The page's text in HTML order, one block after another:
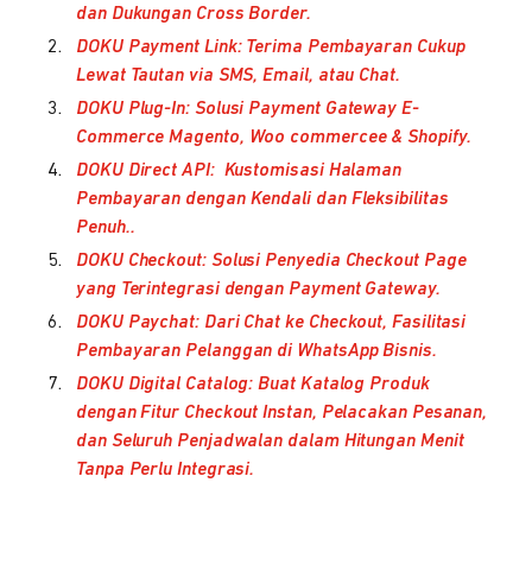
dan Dukungan Cross Border.
DOKU Payment Link: Terima Pembayaran Cukup
Lewat Tautan via SMS, Email, atau Chat.
DOKU Plug-In: Solusi Payment Gateway E-
Commerce Magento, Woo commercee & Shopify.
DOKU Direct API: Kustomisasi Halaman
Pembayaran dengan Kendali dan Fleksibilitas
Penuh..
DOKU Checkout: Solusi Penyedia Checkout Page
yang Terintegrasi dengan Payment Gateway.
DOKU Paychat: Dari Chat ke Checkout, Fasilitasi
Pembayaran Pelanggan di WhatsApp Bisnis.
DOKU Digital Catalog: Buat Katalog Produk
dengan Fitur Checkout Instan, Pelacakan Pesanan,
dan Seluruh Penjadwalan dalam Hitungan Menit
Tanpa Perlu Integrasi.